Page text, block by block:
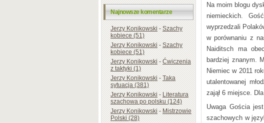
Najnowsze komentarze
Jerzy Konikowski-Szachy
kobiece (51)
Jerzy Konikowski-Szachy
kobiece (51)
Jerzy Konikowski-Ćwiczenia
z taktyki (1)
Jerzy Konikowski-Taka
sytuacja (381)
Jerzy Konikowski-Literatura
szachowa po polsku (124)
Jerzy Konikowski-Mistrzowie
Polski (28)
Na moim blogu
niemieckich.
wyprzedzali
w porównaniu z
Naiditsch ma
bardziej znanym.
Niemiec w 2011
utalentowanej
zajął 6 miejsce.
Uwaga Gościa
szachowych w